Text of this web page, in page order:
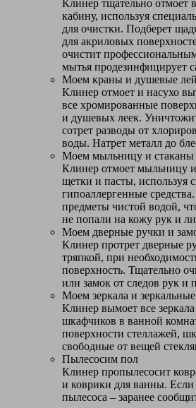
Клинер тщательно отмоет
кабину, используя
для очистки. Подберет
для акриловых
очистит
мытья продезинфицирует
Моем краны и душевые
Клинер отмоет и насухо
все хромированные
и душевых леек.
сотрет разводы от
воды. Натрет металл до
Моем мыльницу и стаканы
Клинер отмоет мыльницу
щетки и пасты, используя
гипоаллергенные
предметы чистой водой,
не попали на кожу рук и
Моем дверные ручки и
Клинер протрет дверные
тряпкой, при
поверхность. Тщательно
или замок от следов рук и
Моем зеркала и
Клинер вымоет все
шкафчиков в ванной
поверхности стеллажей,
свободные от вещей
Пылесосим пол
Клинер пропылесосит
и коврики для ванны. Если
пылесоса – заранее